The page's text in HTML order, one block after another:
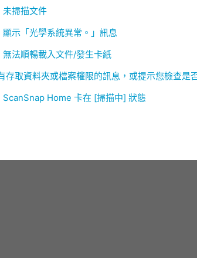
掃描文件
示「光學系統異常。」訊息
法順暢載入文件/發生卡紙
存取資料夾或檔案權限的訊息，或提示您檢查是
Home 卡在 [掃描中] 狀態